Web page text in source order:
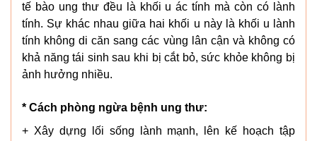
tế bào ung thư đều là khối u ác tính mà còn có lành
tính. Sự khác nhau giữa hai khối u này là khối u lành
tính không di căn sang các vùng lân cận và không có
khả năng tái sinh sau khi bị cắt bỏ, sức khỏe không bị
ảnh hưởng nhiều.
* Cách phòng ngừa bệnh ung thư:
+ Xây dựng lối sống lành mạnh, lên kế hoạch tập